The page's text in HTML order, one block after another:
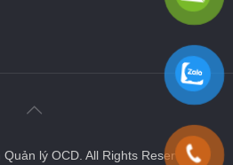
lý OCD. All Rights Reserved.